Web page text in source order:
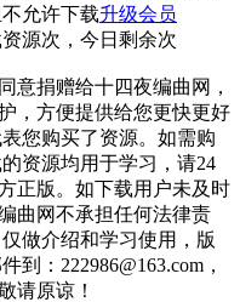
允许下载升级会员
源次，今日剩余次
意捐赠给十四夜编曲网，
，方便提供给您更快更好
您购买了资源。如需购
资源均用于学习，请24
正版。如下载用户未及时
曲网不承担任何法律责
做介绍和学习使用，版
：222986@163.com，
请原谅！